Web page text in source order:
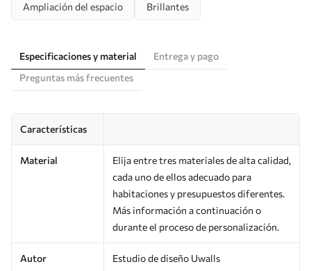
Ampliación del espacio Brillantes
Especificaciones y material
Entrega y pago
Preguntas más frecuentes
Características
Material
Elija entre tres materiales de alta calidad,
cada uno de ellos adecuado para
habitaciones y presupuestos diferentes.
Más información a continuación o
durante el proceso de personalización.
Autor Estudio de diseño Uwalls